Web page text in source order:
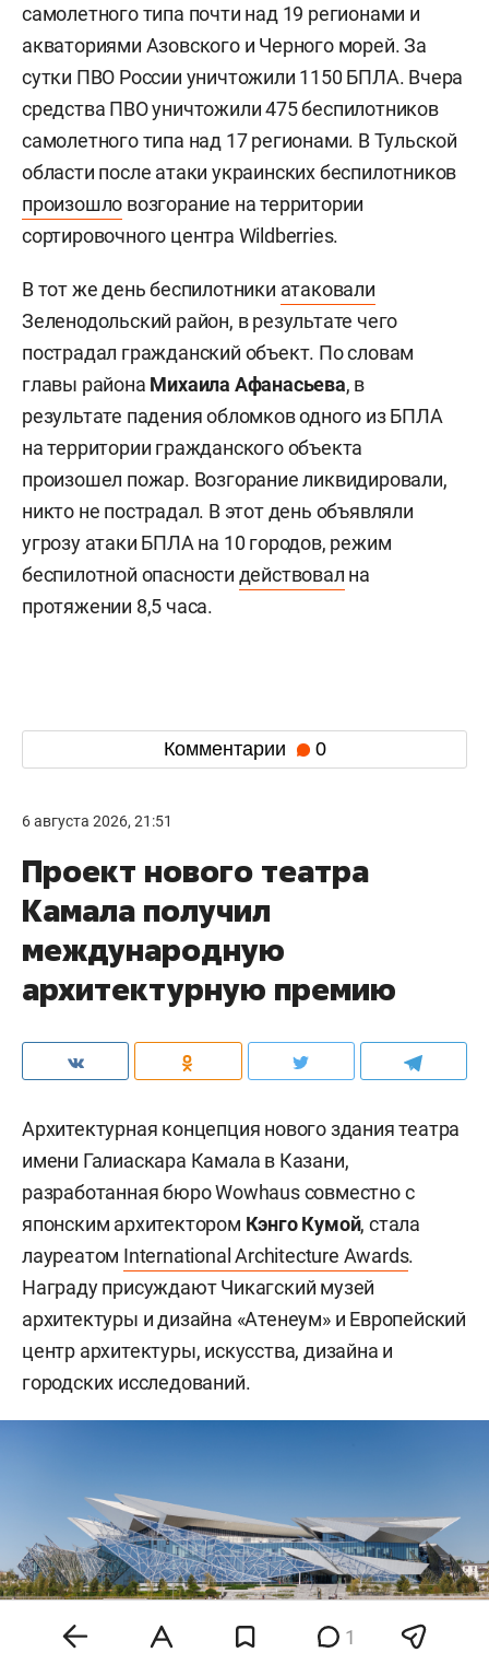
самолетного типа почти над 19 регионами и
акваториями Азовского и Черного морей. За
сутки ПВО России уничтожили 1150 БПЛА. Вчера
средства ПВО уничтожили 475 беспилотников
самолетного типа над 17 регионами. В Тульской
области после атаки украинских беспилотников
произошло возгорание на территории
сортировочного центра Wildberries.
В тот же день беспилотники атаковали
Зеленодольский район, в результате чего
пострадал гражданский объект. По словам
главы района Михаила Афанасьева, в
результате падения обломков одного из БПЛА
на территории гражданского объекта
произошел пожар. Возгорание ликвидировали,
никто не пострадал. В этот день объявляли
угрозу атаки БПЛА на 10 городов, режим
беспилотной опасности действовал на
протяжении 8,5 часа.
Комментарии 0
6 августа 2026, 21:51
Проект нового театра
Камала получил
международную
архитектурную премию
Архитектурная концепция нового здания театра
имени Галиаскара Камала в Казани,
разработанная бюро Wowhaus совместно с
японским архитектором Кэнго Кумой, стала
лауреатом International Architecture Awards.
Награду присуждают Чикагский музей
архитектуры и дизайна «Атенеум» и Европейский
центр архитектуры, искусства, дизайна и
городских исследований.
1